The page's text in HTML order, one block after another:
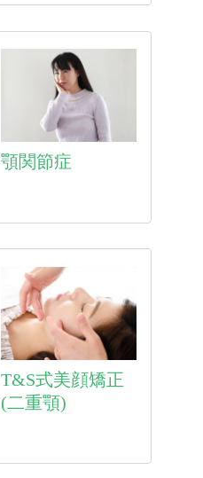
顎関節症
T&S式美顔矯正
(二重顎)